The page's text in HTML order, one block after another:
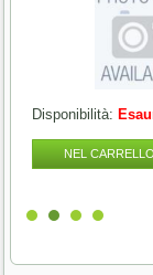
Disponibilità:
NEL CARRELLO